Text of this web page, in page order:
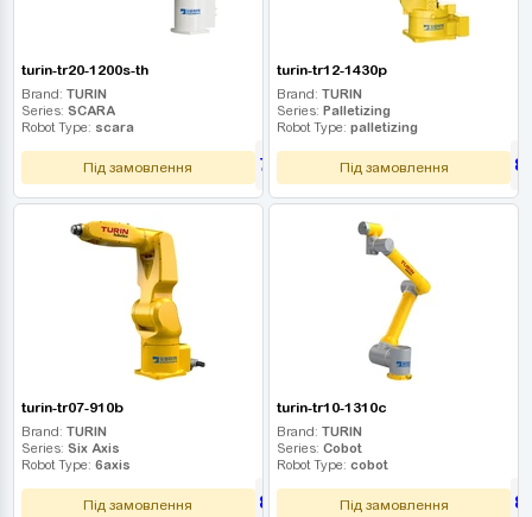
turin-tr20-1200s-th
Brand: TURIN
Series: SCARA
Robot Type: scara
Під замовлення 765 000 UAH
turin-tr12-1430p
Brand: TURIN
Series: Palletizing
Robot Type: palletizing
Під замовлення
turin-tr07-910b
Brand: TURIN
Series: Six Axis
Robot Type: 6axis
Під замовлення 810 000 UAH
turin-tr10-1310c
Brand: TURIN
Series: Cobot
Robot Type: cobot
Під замовлення